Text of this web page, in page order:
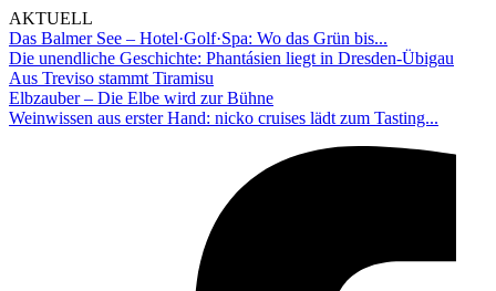
AKTUELL
Das Balmer See – Hotel·Golf·Spa: Wo das Grün bis...
Die unendliche Geschichte: Phantásien liegt in Dresden-Übigau
Aus Treviso stammt Tiramisu
Elbzauber – Die Elbe wird zur Bühne
Weinwissen aus erster Hand: nicko cruises lädt zum Tasting...